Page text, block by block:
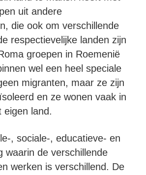
uit andere
die ook om verschillende
respectievelijke landen zijn
groepen in Roemenië
wel een heel speciale
migranten, maar ze zijn
en ze wonen vaak in
eigen land.
, sociale-, educatieve- en
waarin de verschillende
werken is verschillend. De